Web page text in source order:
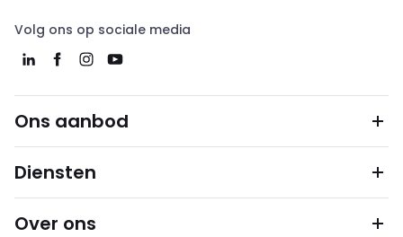
Volg ons op sociale media
Ons aanbod
Diensten
Over ons